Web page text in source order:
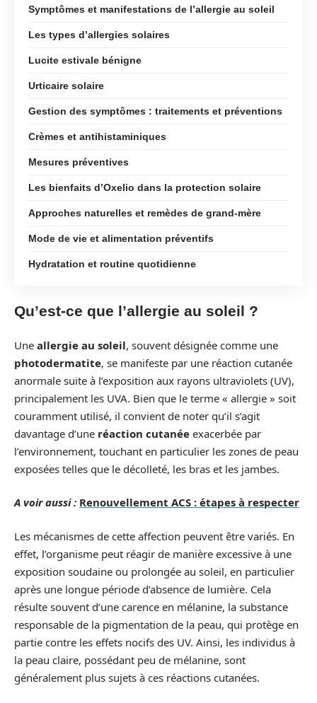
Symptômes et manifestations de l’allergie au soleil
Les types d’allergies solaires
Lucite estivale bénigne
Urticaire solaire
Gestion des symptômes : traitements et préventions
Crèmes et antihistaminiques
Mesures préventives
Les bienfaits d’Oxelio dans la protection solaire
Approches naturelles et remèdes de grand-mère
Mode de vie et alimentation préventifs
Hydratation et routine quotidienne
Qu’est-ce que l’allergie au soleil ?
Une allergie au soleil, souvent désignée comme une
photodermatite, se manifeste par une réaction cutanée
anormale suite à l’exposition aux rayons ultraviolets (UV),
principalement les UVA. Bien que le terme « allergie » soit
couramment utilisé, il convient de noter qu’il s’agit
davantage d’une réaction cutanée exacerbée par
l’environnement, touchant en particulier les zones de peau
exposées telles que le décolleté, les bras et les jambes.
A voir aussi : Renouvellement ACS : étapes à respecter
Les mécanismes de cette affection peuvent être variés. En
effet, l’organisme peut réagir de manière excessive à une
exposition soudaine ou prolongée au soleil, en particulier
après une longue période d’absence de lumière. Cela
résulte souvent d’une carence en mélanine, la substance
responsable de la pigmentation de la peau, qui protège en
partie contre les effets nocifs des UV. Ainsi, les individus à
la peau claire, possédant peu de mélanine, sont
généralement plus sujets à ces réactions cutanées.